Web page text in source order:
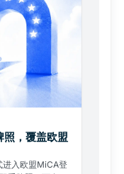
，覆盖欧盟
入欧盟MiCA登